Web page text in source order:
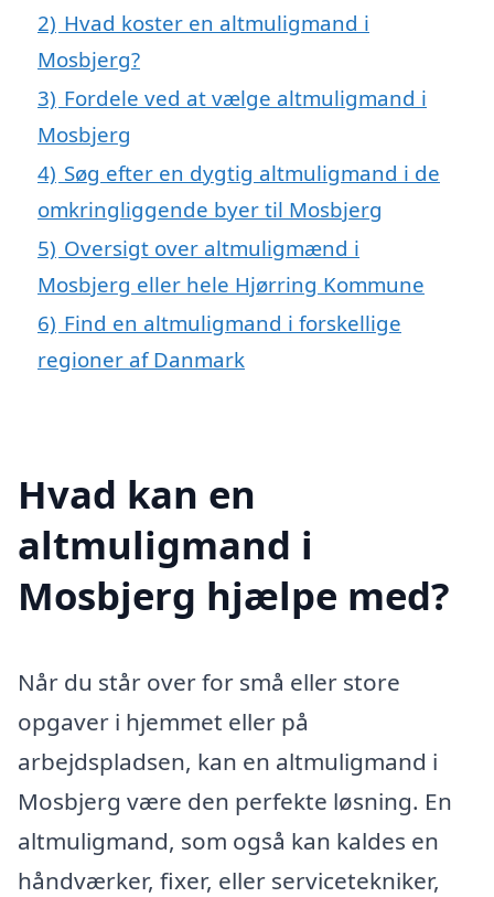
2) Hvad koster en altmuligmand i
Mosbjerg?
3) Fordele ved at vælge altmuligmand i
Mosbjerg
4) Søg efter en dygtig altmuligmand i de
omkringliggende byer til Mosbjerg
5) Oversigt over altmuligmænd i
Mosbjerg eller hele Hjørring Kommune
6) Find en altmuligmand i forskellige
regioner af Danmark
Hvad kan en
altmuligmand i
Mosbjerg hjælpe med?
Når du står over for små eller store
opgaver i hjemmet eller på
arbejdspladsen, kan en altmuligmand i
Mosbjerg være den perfekte løsning. En
altmuligmand, som også kan kaldes en
håndværker, fixer, eller servicetekniker,